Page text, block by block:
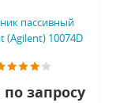
пассивный
(Agilent) 10074D
запросу